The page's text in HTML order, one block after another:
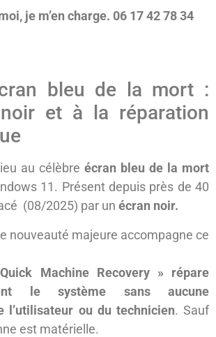
je m’en charge. 06 17 42 78 34
bleu de la mort :
et à la réparation
au célèbre écran bleu de la mort
11. Présent depuis près de 40
(08/2025) par un écran noir.
nouveauté majeure accompagne ce
Machine Recovery » répare
le système sans aucune
l’utilisateur ou du technicien. Sauf
est matérielle.